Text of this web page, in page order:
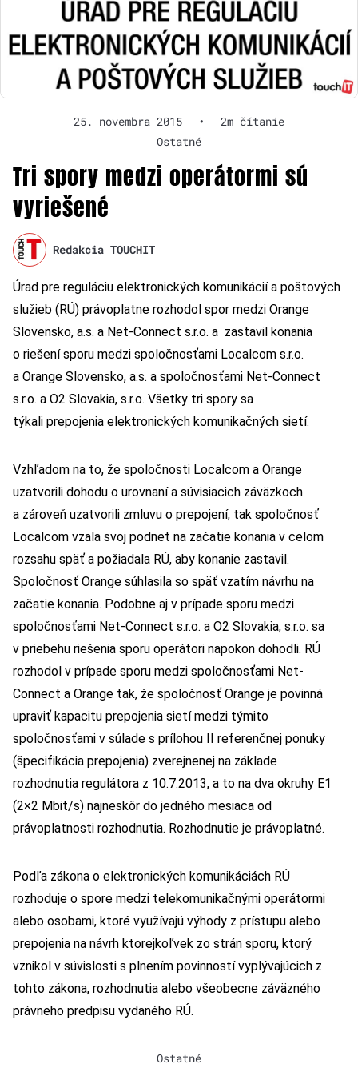
25. novembra 2015 •
2m čítanie
Ostatné
Tri spory medzi operátormi sú
vyriešené
Redakcia TOUCHIT
Úrad pre reguláciu elektronických komunikácií a poštových
služieb (RÚ) právoplatne rozhodol spor medzi Orange
Slovensko, a.s. a Net-Connect s.r.o. a zastavil konania
o riešení sporu medzi spoločnosťami Localcom s.r.o.
a Orange Slovensko, a.s. a spoločnosťami Net-Connect
s.r.o. a O2 Slovakia, s.r.o. Všetky tri spory sa
týkali prepojenia elektronických komunikačných sietí.
Vzhľadom na to, že spoločnosti Localcom a Orange
uzatvorili dohodu o urovnaní a súvisiacich záväzkoch
a zároveň uzatvorili zmluvu o prepojení, tak spoločnosť
Localcom vzala svoj podnet na začatie konania v celom
rozsahu späť a požiadala RÚ, aby konanie zastavil.
Spoločnosť Orange súhlasila so späť vzatím návrhu na
začatie konania. Podobne aj v prípade sporu medzi
spoločnosťami Net-Connect s.r.o. a O2 Slovakia, s.r.o. sa
v priebehu riešenia sporu operátori napokon dohodli. RÚ
rozhodol v prípade sporu medzi spoločnosťami Net-
Connect a Orange tak, že spoločnosť Orange je povinná
upraviť kapacitu prepojenia sietí medzi týmito
spoločnosťami v súlade s prílohou II referenčnej ponuky
(špecifikácia prepojenia) zverejnenej na základe
rozhodnutia regulátora z 10.7.2013, a to na dva okruhy E1
(2×2 Mbit/s) najneskôr do jedného mesiaca od
právoplatnosti rozhodnutia. Rozhodnutie je právoplatné.
Podľa zákona o elektronických komunikáciách RÚ
rozhoduje o spore medzi telekomunikačnými operátormi
alebo osobami, ktoré využívajú výhody z prístupu alebo
prepojenia na návrh ktorejkoľvek zo strán sporu, ktorý
vznikol v súvislosti s plnením povinností vyplývajúcich z
tohto zákona, rozhodnutia alebo všeobecne záväzného
právneho predpisu vydaného RÚ.
Ostatné